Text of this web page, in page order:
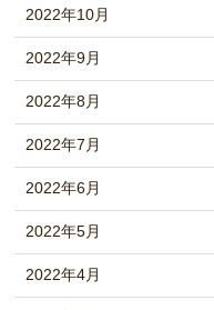
2022年10月
2022年9月
2022年8月
2022年7月
2022年6月
2022年5月
2022年4月